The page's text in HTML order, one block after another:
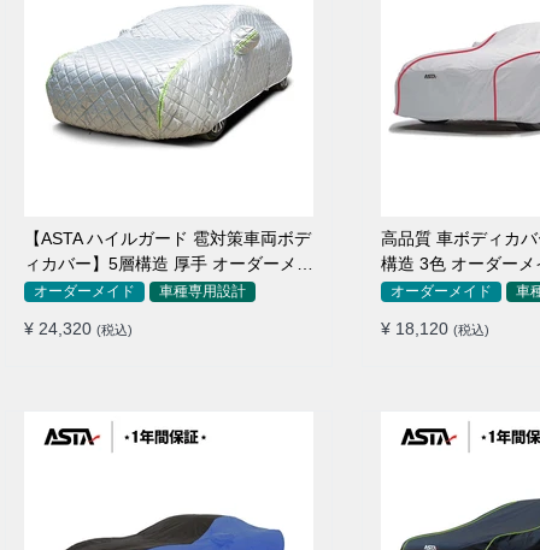
【ASTA ハイルガード 雹対策車両ボデ
ィカバー】5層構造 厚手 オーダーメイ
ド 凍結防止 防雪防風 極厚 防風ロープ
オーダーメイド 車種専用設計
¥ 24,320 (税込)
高品質 車ボディカバ
構造 3色 オーダー
防水 四季
オーダーメイド 車
¥ 18,120 (税込)